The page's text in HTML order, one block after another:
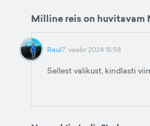
Milline reis on huvitavam
Raul7. veebr 2024 15:58
Sellest valikust, kindlasti